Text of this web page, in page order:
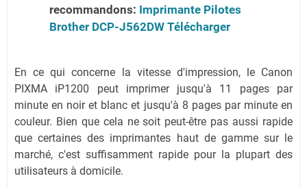
recommandons: Imprimante Pilotes
Brother DCP-J562DW Télécharger
En ce qui concerne la vitesse d'impression, le Canon
PIXMA iP1200 peut imprimer jusqu'à 11 pages par
minute en noir et blanc et jusqu'à 8 pages par minute en
couleur. Bien que cela ne soit peut-être pas aussi rapide
que certaines des imprimantes haut de gamme sur le
marché, c'est suffisamment rapide pour la plupart des
utilisateurs à domicile.